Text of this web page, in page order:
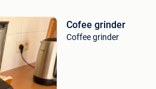
Cofee grinder
Coffee grinder